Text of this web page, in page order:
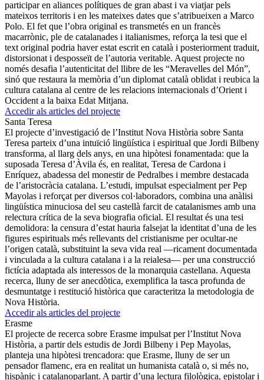
participar en aliances polítiques de gran abast i va viatjar pels
mateixos territoris i en les mateixes dates que s’atribueixen a Marco
Polo. El fet que l’obra original es transmetés en un francès
macarrònic, ple de catalanades i italianismes, reforça la tesi que el
text original podria haver estat escrit en català i posteriorment traduit,
distorsionat i desposseït de l’autoria veritable. Aquest projecte no
només desafia l’autenticitat del llibre de les “Meravelles del Món”,
sinó que restaura la memòria d’un diplomat català oblidat i reubica la
cultura catalana al centre de les relacions internacionals d’Orient i
Occident a la baixa Edat Mitjana.
Accedir als articles del projecte
Santa Teresa
El projecte d’investigació de l’Institut Nova Història sobre Santa
Teresa parteix d’una intuïció lingüística i espiritual que Jordi Bilbeny
transforma, al llarg dels anys, en una hipòtesi fonamentada: que la
suposada Teresa d’Àvila és, en realitat, Teresa de Cardona i
Enríquez, abadessa del monestir de Pedralbes i membre destacada
de l’aristocràcia catalana. L’estudi, impulsat especialment per Pep
Mayolas i reforçat per diversos col·laboradors, combina una anàlisi
lingüística minuciosa del seu castellà farcit de catalanismes amb una
relectura crítica de la seva biografia oficial. El resultat és una tesi
demolidora: la censura d’estat hauria falsejat la identitat d’una de les
figures espirituals més rellevants del cristianisme per ocultar-ne
l’origen català, substituint la seva vida real —ricament documentada
i vinculada a la cultura catalana i a la reialesa— per una construcció
fictícia adaptada als interessos de la monarquia castellana. Aquesta
recerca, lluny de ser anecdòtica, exemplifica la tasca profunda de
desmuntatge i restitució històrica que caracteritza la metodologia de
Nova Història.
Accedir als articles del projecte
Erasme
El projecte de recerca sobre Erasme impulsat per l’Institut Nova
Història, a partir dels estudis de Jordi Bilbeny i Pep Mayolas,
planteja una hipòtesi trencadora: que Erasme, lluny de ser un
pensador flamenc, era en realitat un humanista català o, si més no,
hispànic i catalanoparlant. A partir d’una lectura filològica, epistolar i